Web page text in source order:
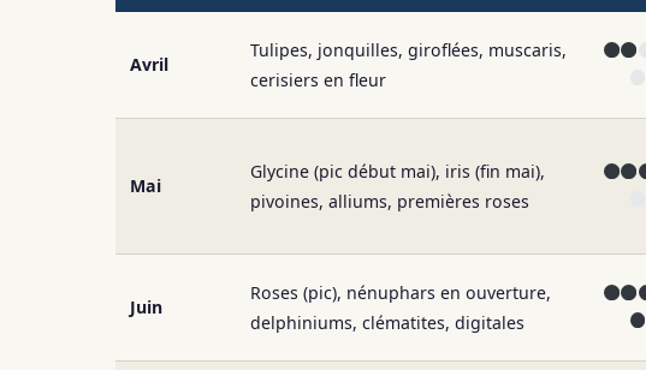
Avril
Tulipes, jonquilles, giroflées, muscaris,
cerisiers en fleur
Mai
Glycine (pic début mai), iris (fin mai),
pivoines, alliums, premières roses
Juin
Roses (pic), nénuphars en ouverture,
delphiniums, clématites, digitales